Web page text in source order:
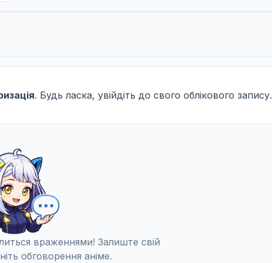
. Будь ласка, увійдіть до свого облікового запису.
враженнями! Залиште свій
обговорення аніме.